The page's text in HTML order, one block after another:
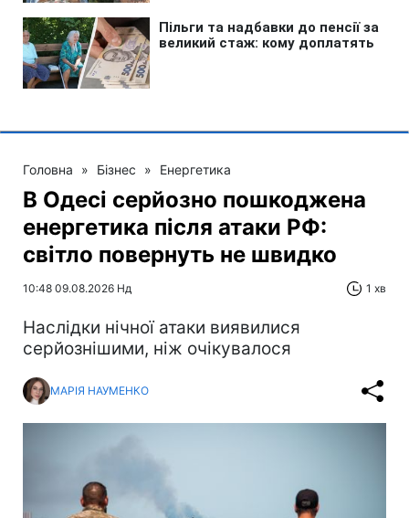
Головна » Бізнес » Енергетика
В Одесі серйозно пошкоджена
енергетика після атаки РФ:
світло повернуть не швидко
10:48 09.08.2026 Нд 1 хв
Наслідки нічної атаки виявилися
серйознішими, ніж очікувалося
МАРІЯ НАУМЕНКО